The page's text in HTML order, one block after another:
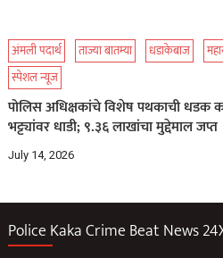
अंमली पदार्थ ताज्या बातम्या धडाकेबाज
स्पेशल न्यूज
पोलिस अधिक्षकांचे विशेष पथकाची धडक
भट्ट्यांवर धाडी; ९.३६ लाखांचा मुद्देमाल जप्त
July 14, 2026
Police Kaka Crime Beat News